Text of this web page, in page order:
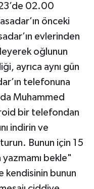
02.00
önceki
evlerinden
oğlunun
ayrıca aynı gün
telefonuna
Muhammed
bir telefondan
indirin ve
Bunun için 15
yazmamı bekle"
kendisinin bunun